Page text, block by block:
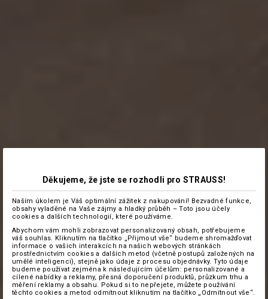
Děkujeme, že jste se rozhodli pro STRAUSS!
Naším úkolem je Váš optimální zážitek z nakupování! Bezvadné funkce,
obsahy vyladěné na Vaše zájmy a hladký průběh – Toto jsou účely
cookies a dalších technologií, které používáme.
Abychom vám mohli zobrazovat personalizovaný obsah, potřebujeme
váš souhlas. Kliknutím na tlačítko „Přijmout vše“ budeme shromažďovat
informace o vašich interakcích na našich webových stránkách
prostřednictvím cookies a dalších metod (včetně postupů založených na
umělé inteligenci), stejně jako údaje z procesu objednávky. Tyto údaje
budeme používat zejména k následujícím účelům: personalizované a
cílené nabídky a reklamy, přesná doporučení produktů, průzkum trhu a
měření reklamy a obsahu. Pokud si to nepřejete, můžete používání
těchto cookies a metod odmítnout kliknutím na tlačítko „Odmítnout vše“.